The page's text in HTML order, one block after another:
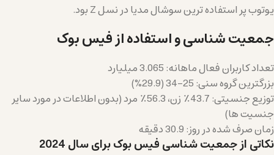
یوتوب پر استفاده ترین سوشال مدیا در نسل Z بود.
جمعیت شناسی و استفاده از فیس بوک
تعداد کاربران فعال ماهانه: 3.065 میلیارد
بزرگترین گروه سنی: 25-34 (29.9%)
توزیع جنسیتی: 43.7٪ زن، 56.3٪ مرد (بدون اطلاعات در مورد سایر
جنسیت ها)
زمان صرف شده در روز: 30.9 دقیقه
نکاتی از جمعیت شناسی فیس بوک برای سال 2024